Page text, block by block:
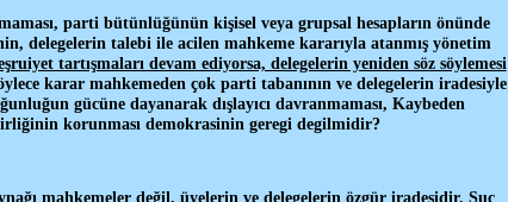
parti bütünlüğünün kişisel veya grupsal hesapların önünde
delegelerin talebi ile acilen mahkeme kararıyla atanmış yönetim
tartışmaları devam ediyorsa, delegelerin yeniden söz söylemesi
karar mahkemeden çok parti tabanının ve delegelerin iradesiyle
gücüne dayanarak dışlayıcı davranmaması, Kaybeden
korunması demokrasinin geregi degilmidir?
mahkemeler değil, üyelerin ve delegelerin özgür iradesidir. Suç